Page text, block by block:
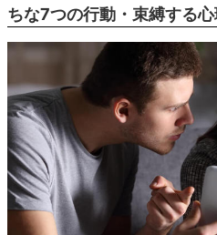
ちな7つの行動・束縛する